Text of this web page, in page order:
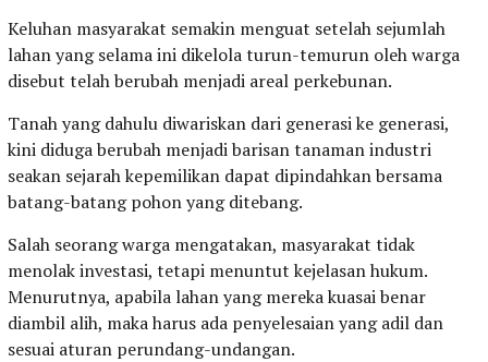
Keluhan masyarakat semakin menguat setelah sejumlah
lahan yang selama ini dikelola turun-temurun oleh warga
disebut telah berubah menjadi areal perkebunan.
Tanah yang dahulu diwariskan dari generasi ke generasi,
kini diduga berubah menjadi barisan tanaman industri
seakan sejarah kepemilikan dapat dipindahkan bersama
batang-batang pohon yang ditebang.
Salah seorang warga mengatakan, masyarakat tidak
menolak investasi, tetapi menuntut kejelasan hukum.
Menurutnya, apabila lahan yang mereka kuasai benar
diambil alih, maka harus ada penyelesaian yang adil dan
sesuai aturan perundang-undangan.